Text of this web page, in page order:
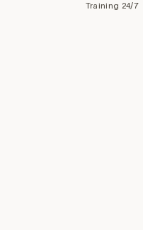
Training 24/7